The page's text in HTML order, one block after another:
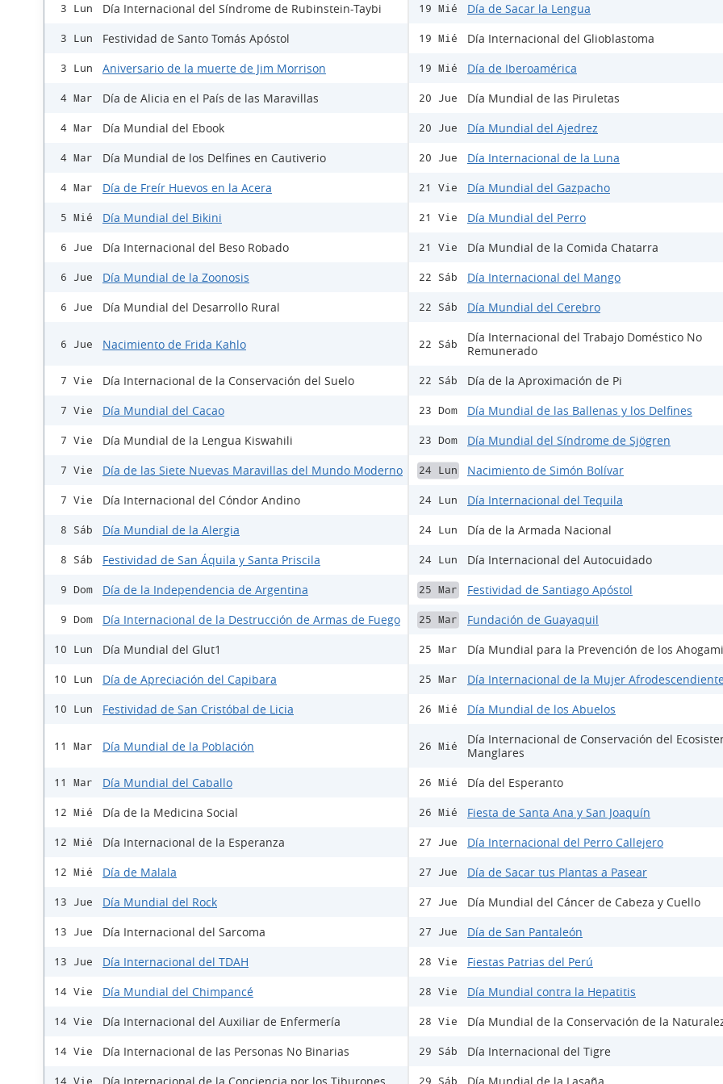
3 Lun Día Internacional del Síndrome de Rubinstein-Taybi
3 Lun Festividad de Santo Tomás Apóstol
3 Lun Aniversario de la muerte de Jim Morrison
4 Mar Día de Alicia en el País de las Maravillas
4 Mar Día Mundial del Ebook
4 Mar Día Mundial de los Delfines en Cautiverio
4 Mar Día de Freír Huevos en la Acera
5 Mié Día Mundial del Bikini
6 Jue Día Internacional del Beso Robado
6 Jue Día Mundial de la Zoonosis
6 Jue Día Mundial del Desarrollo Rural
6 Jue Nacimiento de Frida Kahlo
7 Vie Día Internacional de la Conservación del Suelo
7 Vie Día Mundial del Cacao
7 Vie Día Mundial de la Lengua Kiswahili
7 Vie Día de las Siete Nuevas Maravillas del Mundo Moderno
7 Vie Día Internacional del Cóndor Andino
8 Sáb Día Mundial de la Alergia
8 Sáb Festividad de San Áquila y Santa Priscila
9 Dom Día de la Independencia de Argentina
9 Dom Día Internacional de la Destrucción de Armas de Fuego
10 Lun Día Mundial del Glut1
10 Lun Día de Apreciación del Capibara
10 Lun Festividad de San Cristóbal de Licia
11 Mar Día Mundial de la Población
11 Mar Día Mundial del Caballo
12 Mié Día de la Medicina Social
12 Mié Día Internacional de la Esperanza
12 Mié Día de Malala
13 Jue Día Mundial del Rock
13 Jue Día Internacional del Sarcoma
13 Jue Día Internacional del TDAH
14 Vie Día Mundial del Chimpancé
14 Vie Día Internacional del Auxiliar de Enfermería
14 Vie Día Internacional de las Personas No Binarias
14 Vie
19 Mié Día de Sacar la Lengua
19 Mié Día Internacional del Glioblastoma
19 Mié Día de Iberoamérica
20 Jue Día Mundial de las Piruletas
20 Jue Día Mundial del Ajedrez
20 Jue Día Internacional de la Luna
21 Vie Día Mundial del Gazpacho
21 Vie Día Mundial del Perro
21 Vie Día Mundial de la Comida Chatarra
22 Sáb Día Internacional del Mango
22 Sáb Día Mundial del Cerebro
22 Sáb
Día Internacional del Trabajo Doméstico No
Remunerado
22 Sáb Día de la Aproximación de Pi
23 Dom Día Mundial de las Ballenas y los Delfines
23 Dom Día Mundial del Síndrome de Sjögren
24 Lun Nacimiento de Simón Bolívar
24 Lun Día Internacional del Tequila
24 Lun Día de la Armada Nacional
24 Lun Día Internacional del Autocuidado
25 Mar Festividad de Santiago Apóstol
25 Mar Fundación de Guayaquil
25 Mar Día Mundial para la Prevención de los
25 Mar Día Internacional de la Mujer
26 Mié Día Mundial de los Abuelos
26 Mié
Día Internacional de Conservación del
Manglares
26 Mié Día del Esperanto
26 Mié Fiesta de Santa Ana y San Joaquín
27 Jue Día Internacional del Perro Callejero
27 Jue Día de Sacar tus Plantas a Pasear
27 Jue Día Mundial del Cáncer de Cabeza y Cuello
27 Jue Día de San Pantaleón
28 Vie Fiestas Patrias del Perú
28 Vie Día Mundial contra la Hepatitis
28 Vie Día Mundial de la Conservación de la
29 Sáb Día Internacional del Tigre
29 Sáb